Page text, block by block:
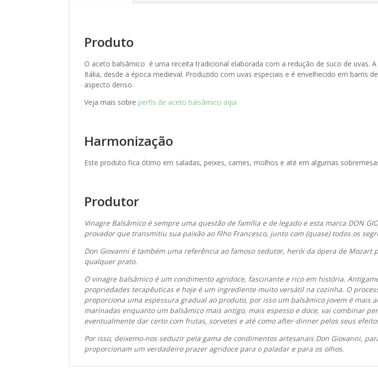
Produto
O aceto balsâmico é uma receita tradicional elaborada com a redução de suco de uvas.
Itália, desde a época medieval. Produzido com uvas especiais e é envelhecido em barris
aspecto denso.
Veja mais sobre perfis de aceto balsâmico aqui
Harmonização
Este produto fica ótimo em saladas, peixes, carnes, molhos e até em algumas
Produtor
Vinagre Balsâmico é sempre uma questão de família e de legado e esta marca DON
provador que transmitiu sua paixão ao filho Francesco, junto com (quase) todos os
Don Giovanni é também uma referência ao famoso sedutor, herói da ópera de
qualquer prato.
O vinagre balsâmico é um condimento agridoce, fascinante e rico em história.
propriedades terapêuticas e hoje é um ingrediente muito versátil na cozinha. O
proporciona uma espessura gradual ao produto, por isso um balsâmico jovem é mais
marinadas enquanto um balsâmico mais antigo, mais espesso e doce, vai combinar
eventualmente dar certo com frutas, sorvetes e até como after-dinner pelos seus
Por isso, deixemo-nos seduzir pela gama de condimentos artesanais Don Giovanni,
proporcionam um verdadeiro prazer agridoce para o paladar e para os olhos.